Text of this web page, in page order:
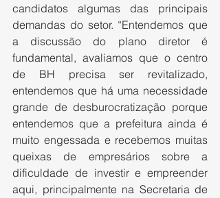
candidatos algumas das principais
demandas do setor. “Entendemos que
a discussão do plano diretor é
fundamental, avaliamos que o centro
de BH precisa ser revitalizado,
entendemos que há uma necessidade
grande de desburocratização porque
entendemos que a prefeitura ainda é
muito engessada e recebemos muitas
queixas de empresários sobre a
dificuldade de investir e empreender
aqui, principalmente na Secretaria de